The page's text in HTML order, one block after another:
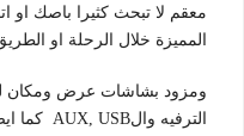
معقم لا تبحث كثيرا باصك او
المميزة خلال الرحلة او
ومزود بشاشات عرض ومكان
الترفيه والAUX, USB كما ايضا الباص